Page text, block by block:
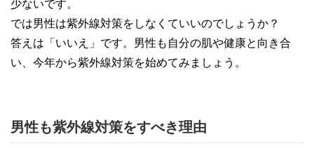
少ないです。
では男性は紫外線対策をしなくていいのでしょうか？
答えは「いいえ」です。男性も自分の肌や健康と向き合
い、今年から紫外線対策を始めてみましょう。
男性も紫外線対策をすべき理由